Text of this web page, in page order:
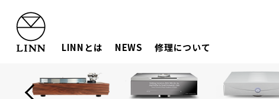
LINNとは NEWS 修理について